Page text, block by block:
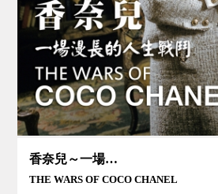
香奈兒～一場漫長的人生戰鬥
THE WARS OF COCO CHANEL